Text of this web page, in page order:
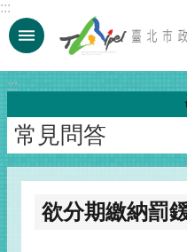
跳到主要內容區塊
:::
:::
常見問答
欲分期繳納罰